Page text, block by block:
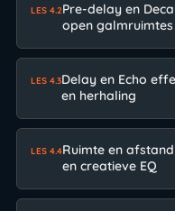
LES 4.2Pre-delay en
open galmruimtes
LES 4.3Delay en Echo
en herhaling
LES 4.4Ruimte en
en creatieve EQ